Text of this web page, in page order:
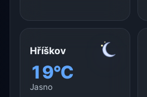
Hříškov
19°C
Jasno